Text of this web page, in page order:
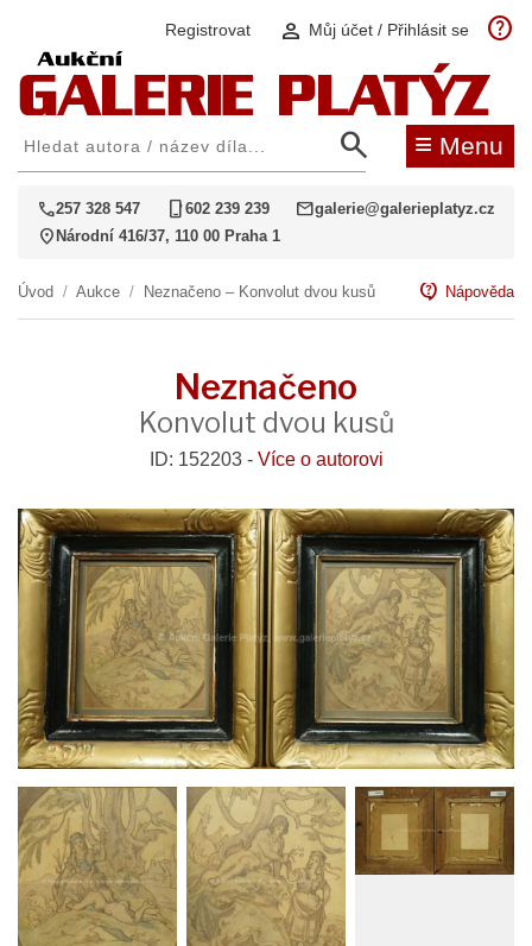
Registrovat person Můj účet / Přihlásit se help
search ≡ Menu
call257 328 547 phone_iphone602 239 239 mailgalerie@galerieplatyz.cz
location_on Národní 416/37, 110 00 Praha 1
Úvod / Aukce / Neznačeno – Konvolut dvou kusů contact_support Nápověda
Neznačeno
Konvolut dvou kusů
ID: 152203 - Více o autorovi